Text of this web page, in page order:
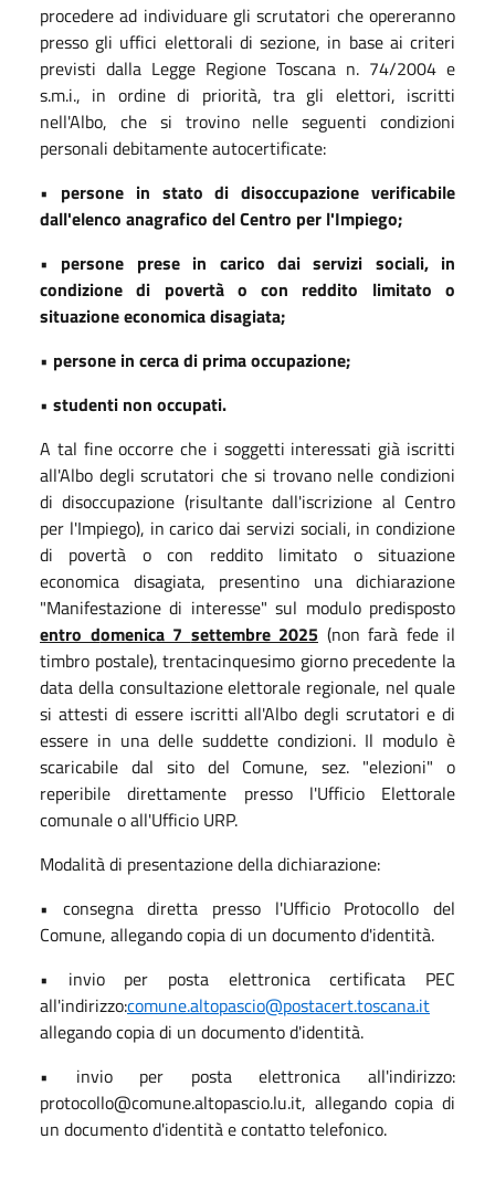
procedere ad individuare gli scrutatori che opereranno
presso gli uffici elettorali di sezione, in base ai criteri
previsti dalla Legge Regione Toscana n. 74/2004 e
s.m.i., in ordine di priorità, tra gli elettori, iscritti
nell'Albo, che si trovino nelle seguenti condizioni
personali debitamente autocertificate:
• persone in stato di disoccupazione verificabile
dall'elenco anagrafico del Centro per l'Impiego;
• persone prese in carico dai servizi sociali, in
condizione di povertà o con reddito limitato o
situazione economica disagiata;
• persone in cerca di prima occupazione;
• studenti non occupati.
A tal fine occorre che i soggetti interessati già iscritti
all'Albo degli scrutatori che si trovano nelle condizioni
di disoccupazione (risultante dall'iscrizione al Centro
per l'Impiego), in carico dai servizi sociali, in condizione
di povertà o con reddito limitato o situazione
economica disagiata, presentino una dichiarazione
"Manifestazione di interesse" sul modulo predisposto
entro domenica 7 settembre 2025 (non farà fede il
timbro postale), trentacinquesimo giorno precedente la
data della consultazione elettorale regionale, nel quale
si attesti di essere iscritti all'Albo degli scrutatori e di
essere in una delle suddette condizioni. Il modulo è
scaricabile dal sito del Comune, sez. "elezioni" o
reperibile direttamente presso l'Ufficio Elettorale
comunale o all'Ufficio URP.
Modalità di presentazione della dichiarazione:
• consegna diretta presso l'Ufficio Protocollo del
Comune, allegando copia di un documento d'identità.
• invio per posta elettronica certificata PEC
all'indirizzo:comune.altopascio@postacert.toscana.it
allegando copia di un documento d'identità.
• invio per posta elettronica all'indirizzo:
protocollo@comune.altopascio.lu.it, allegando copia di
un documento d'identità e contatto telefonico.